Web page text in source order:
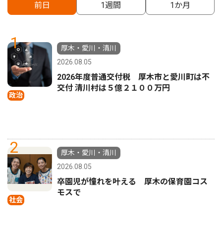
前日 1週間 1か月
1
政治
厚木・愛川・清川
2026.08.05
2026年度普通交付税 厚木市と愛川町は不
交付 清川村は５億２１００万円
2
社会
厚木・愛川・清川
2026.08.05
卒園児が憧れを叶える 厚木の保育園コス
モスで